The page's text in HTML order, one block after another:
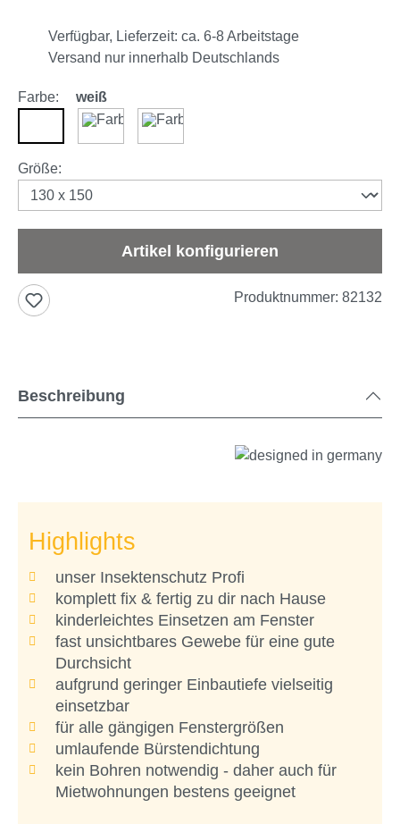
Verfügbar, Lieferzeit: ca. 6-8 Arbeitstage
Versand nur innerhalb Deutschlands
Farbe: weiß
Größeauswählen
:
Artikel konfigurieren
Produktnummer: 82132
Beschreibung
Highlights
unser Insektenschutz Profi
komplett fix & fertig zu dir nach Hause
kinderleichtes Einsetzen am Fenster
fast unsichtbares Gewebe für eine gute
Durchsicht
aufgrund geringer Einbautiefe vielseitig
einsetzbar
für alle gängigen Fenstergrößen
umlaufende Bürstendichtung
kein Bohren notwendig - daher auch für
Mietwohnungen bestens geeignet